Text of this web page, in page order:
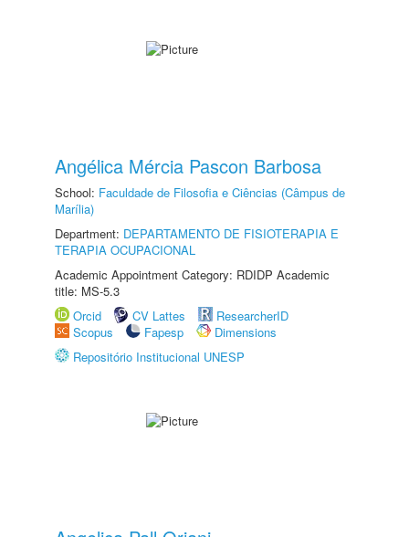
Angélica Mércia Pascon Barbosa
School: Faculdade de Filosofia e Ciências (Câmpus de
Marília)
Department: DEPARTAMENTO DE FISIOTERAPIA E
TERAPIA OCUPACIONAL
Academic Appointment Category: RDIDP Academic
title: MS-5.3
Orcid
CV Lattes
ResearcherID
Scopus
Fapesp
Dimensions
Repositório Institucional UNESP